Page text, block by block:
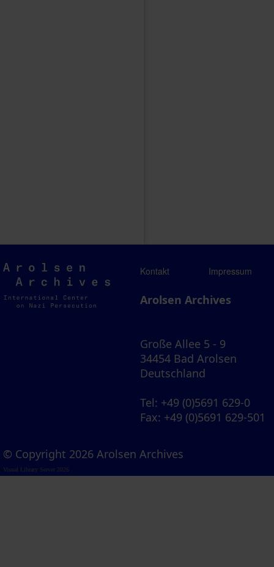
Arolsen
Archives
Kontakt Impressum
Arolsen Archives
Große Allee 5 - 9
34454 Bad Arolsen
Deutschland
Tel: +49 (0)5691 629-0
Fax: +49 (0)5691 629-501
© Copyright 2026 Arolsen Archives
Visual Library Server 2026